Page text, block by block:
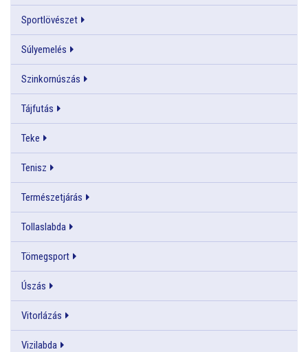
Sportlövészet
Súlyemelés
Szinkornúszás
Tájfutás
Teke
Tenisz
Természetjárás
Tollaslabda
Tömegsport
Úszás
Vitorlázás
Vizilabda